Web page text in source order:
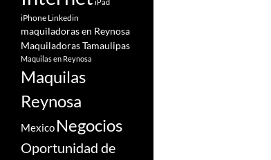
iPhone Linkedin
maquiladoras en Reynosa
Maquiladoras Tamaulipas
Maquilas en Reynosa
Maquilas
Reynosa
Mexico Negocios
Oportunidad de